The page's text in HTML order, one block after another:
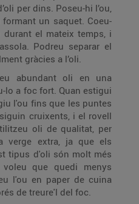
per dins. Poseu-hi l’ou,
un saquet. Coeu-
el mateix temps, i
Podreu separar el
gràcies a l’oli.
abundant oli en una
lo a foc fort. Quan estigui
l'ou fins que les puntes
cruixents, i el rovell
oli de qualitat, per
verge extra, ja que els
tipus d'oli són molt més
voleu que quedi menys
l'ou en paper de cuina
de treure'l del foc.